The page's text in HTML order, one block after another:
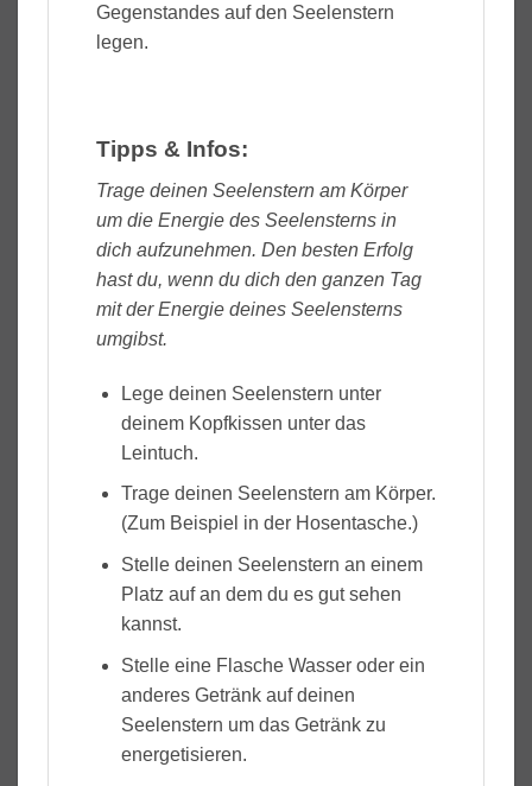
Gegenstandes auf den Seelenstern
legen.
Tipps & Infos:
Trage deinen Seelenstern am Körper
um die Energie des Seelensterns in
dich aufzunehmen. Den besten Erfolg
hast du, wenn du dich den ganzen Tag
mit der Energie deines Seelensterns
umgibst.
Lege deinen Seelenstern unter
deinem Kopfkissen unter das
Leintuch.
Trage deinen Seelenstern am Körper.
(Zum Beispiel in der Hosentasche.)
Stelle deinen Seelenstern an einem
Platz auf an dem du es gut sehen
kannst.
Stelle eine Flasche Wasser oder ein
anderes Getränk auf deinen
Seelenstern um das Getränk zu
energetisieren.